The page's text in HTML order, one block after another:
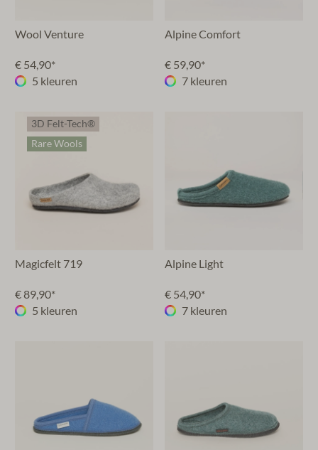
Wool Venture
€ 54,90*
5 kleuren
Alpine Comfort
€ 59,90*
7 kleuren
3D Felt-Tech®
Rare Wools
Magicfelt 719
€ 89,90*
5 kleuren
Alpine Light
€ 54,90*
7 kleuren